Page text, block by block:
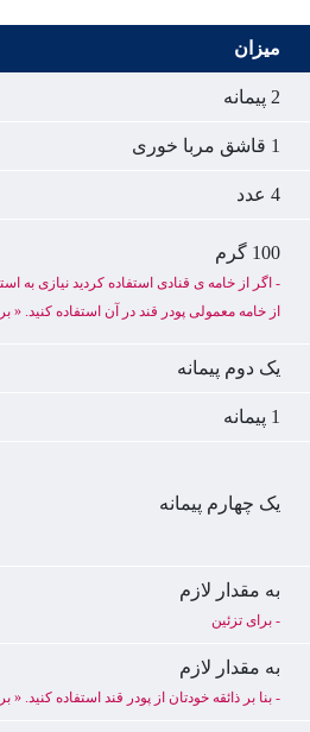
میزان
2 پیمانه
1 قاشق مربا خوری
4 عدد
100 گرم
- اگر از خامه ی قنادی استفاده کردید نیازی به
از خامه معمولی پودر قند در آن استفاده
یک دوم پیمانه
1 پیمانه
یک چهارم پیمانه
به مقدار لازم
- برای تزئین
به مقدار لازم
- بنا بر ذائقه خودتان از پودر قند استفاده